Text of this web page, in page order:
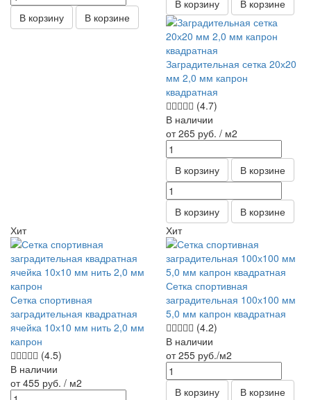
В корзину В корзине
В корзину В корзине
Заградительная сетка 20х20
мм 2,0 мм капрон
квадратная
(4.7)
В наличии
от 265 руб. / м2
В корзину В корзине
В корзину
В корзине
Хит
Сетка спортивная
заградительная квадратная
ячейка 10х10 мм нить 2,0 мм
капрон
(4.5)
В наличии
от 455 руб. / м2
Хит
Сетка спортивная
заградительная 100х100 мм
5,0 мм капрон квадратная
(4.2)
В наличии
от 255 руб./м2
В корзину В корзине